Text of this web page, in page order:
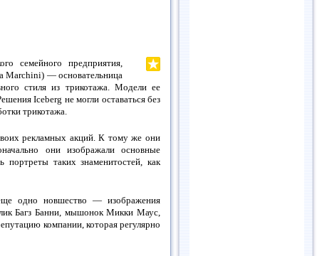
семейного предприятия,
Marchini) — основательница
стиля из трикотажа. Модели ее
Iceberg не могли оставаться без
трикотажа.
рекламных акций. К тому же они
они изображали основные
портреты таких знаменитостей, как
одно новшество — изображения
Багз Банни, мышонок Микки Маус,
компании, которая регулярно